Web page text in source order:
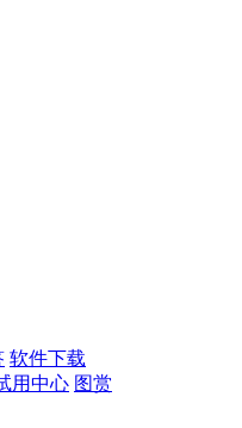
软件下载
用中心 图赏